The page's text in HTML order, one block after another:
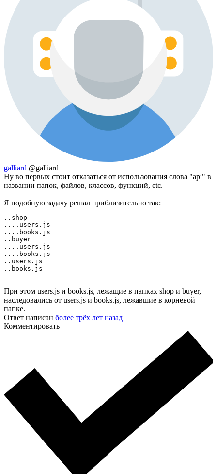
galliard @galliard
Ну во первых стоит отказаться от использования слова "api" в
названии папок, файлов, классов, функций, etc.
Я подобную задачу решал приблизительно так:
..shop
....users.js
....books.js
..buyer
....users.js
....books.js
..users.js
..books.js
При этом users.js и books.js, лежащие в папках shop и buyer,
наследовались от users.js и books.js, лежавшие в корневой
папке.
Ответ написан более трёх лет назад
Комментировать